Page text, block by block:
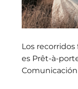
Los
es Prêt-à-